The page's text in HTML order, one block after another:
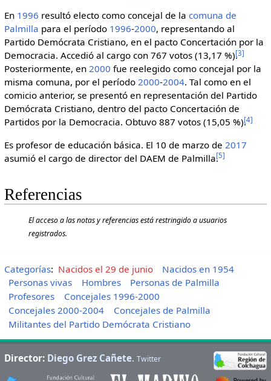
En 1996 resultó electo como concejal de la comuna de
Palmilla para el período 1996-2000, representando al
Partido Demócrata Cristiano, en el pacto Concertación por la
Democracia. Accedió al cargo con 767 votos (13,17 %).[3]
Posteriormente, en 2000 fue reelegido como concejal por la
misma comuna, por el período 2000-2004. Tal como en el
comicio anterior, se presentó en representación del Partido
Demócrata Cristiano, dentro del pacto Concertación de
Partidos por la Democracia. Obtuvo 887 votos (15,05 %).[4]
Es profesor de educación básica. El 10 de marzo de 2017
asumió el cargo de director del DAEM de Palmilla.[5]
Referencias
El acceso a las notas y referencias está restringido a usuarios
registrados.
Categorías: Nacidos el 29 de junio
Nacidos en 1954
Personas vivas
Hombres
Personas de Palmilla
Profesores
Concejales 1996-2000
Concejales 2000-2004
Concejales de Palmilla
Militantes del Partido Demócrata Cristiano
Director: Diego Grez Cañete. Twitter